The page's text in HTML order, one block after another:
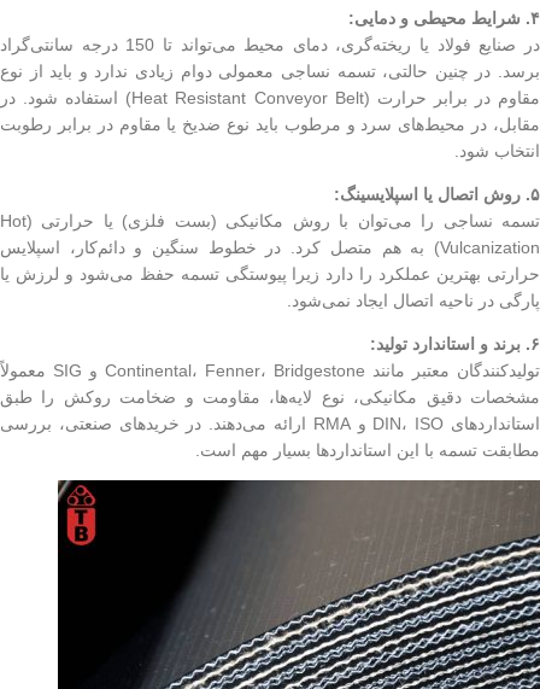
۴. شرایط محیطی و دمایی:
در صنایع فولاد یا ریخته‌گری، دمای محیط می‌تواند تا 150 درجه سانتی‌گراد
برسد. در چنین حالتی، تسمه نساجی معمولی دوام زیادی ندارد و باید از نوع
مقاوم در برابر حرارت (Heat Resistant Conveyor Belt) استفاده شود. در
مقابل، در محیط‌های سرد و مرطوب باید نوع ضدیخ یا مقاوم در برابر رطوبت
انتخاب شود.
۵. روش اتصال یا اسپلایسینگ:
تسمه نساجی را می‌توان با روش مکانیکی (بست فلزی) یا حرارتی (Hot
Vulcanization) به هم متصل کرد. در خطوط سنگین و دائم‌کار، اسپلایس
حرارتی بهترین عملکرد را دارد زیرا پیوستگی تسمه حفظ می‌شود و لرزش یا
پارگی در ناحیه اتصال ایجاد نمی‌شود.
۶. برند و استاندارد تولید:
تولیدکنندگان معتبر مانند Continental، Fenner، Bridgestone و SIG معمولاً
مشخصات دقیق مکانیکی، نوع لایه‌ها، مقاومت و ضخامت روکش را طبق
استانداردهای DIN، ISO و RMA ارائه می‌دهند. در خریدهای صنعتی، بررسی
مطابقت تسمه با این استانداردها بسیار مهم است.